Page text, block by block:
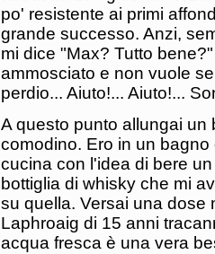
po' resistente ai primi
grande successo. Anzi,
mi dice "Max? Tutto
ammosciato e non vuole
perdio... Aiuto!... Aiuto!...
A questo punto allungai
comodino. Ero in un
cucina con l'idea di bere
bottiglia di whisky che mi
su quella. Versai una dose
Laphroaig di 15 anni
acqua fresca è una vera